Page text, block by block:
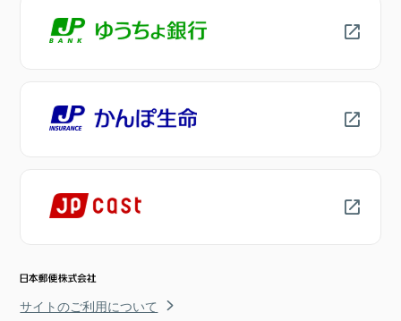
サイトのご利用について